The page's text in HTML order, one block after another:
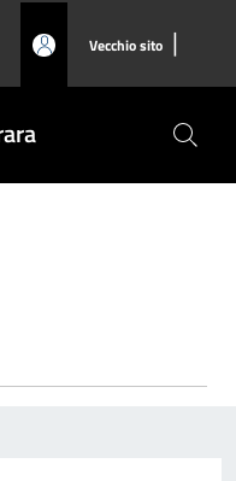
Vecchio sito |